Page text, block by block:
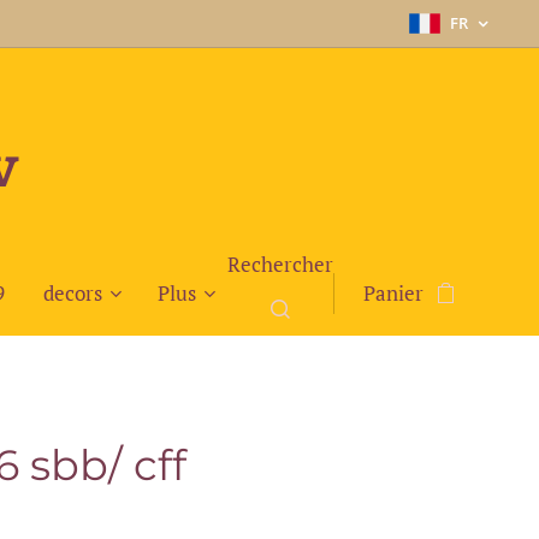
FR
decors Plus
Rechercher
Panier
sbb/ cff